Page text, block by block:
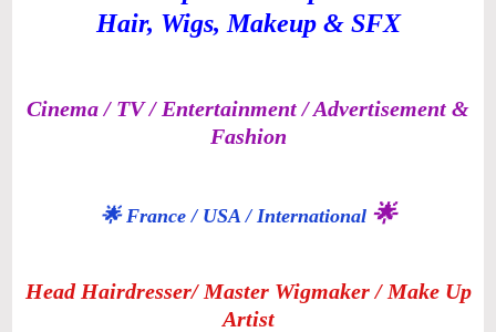
Hair, Wigs, Makeup & SFX
Cinema / TV / Entertainment /Advertisement &
Fashion
🌟 France / USA / International 🌟
Head Hairdresser/ Master Wigmaker / Make Up
Artist